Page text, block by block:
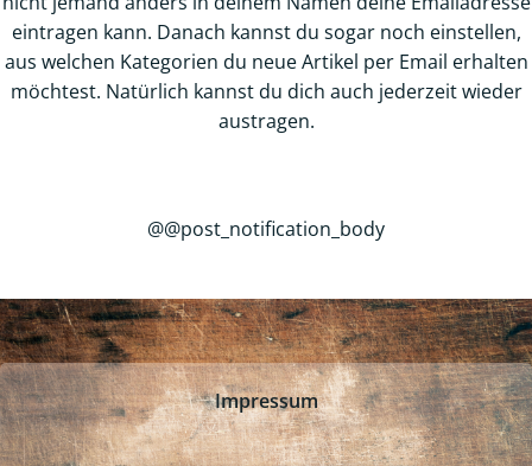
eintragen kann. Danach kannst du sogar noch einstellen,
aus welchen Kategorien du neue Artikel per Email erhalten
möchtest. Natürlich kannst du dich auch jederzeit wieder
austragen.
@@post_notification_body
Impressum